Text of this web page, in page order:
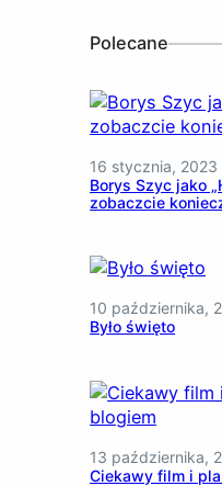
Polecane
16 stycznia, 2023
Borys Szyc jako
zobaczcie
10 października,
Było święto
13 października,
Ciekawy film i